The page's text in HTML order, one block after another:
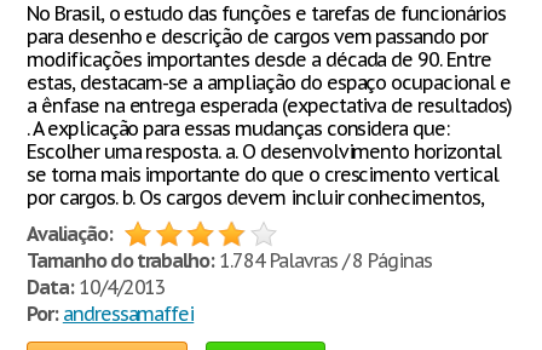
No Brasil, o estudo das funções e tarefas de funcionários
para desenho e descrição de cargos vem passando por
modificações importantes desde a década de 90. Entre
estas, destacam-se a ampliação do espaço ocupacional e
a ênfase na entrega esperada (expectativa de resultados)
. A explicação para essas mudanças considera que:
Escolher uma resposta. a. O desenvolvimento horizontal
se torna mais importante do que o crescimento vertical
por cargos. b. Os cargos devem incluir conhecimentos,
Avaliação:
Tamanho do trabalho:1.784 Palavras / 8 Páginas
Data:10/4/2013
Por: andressamaffei